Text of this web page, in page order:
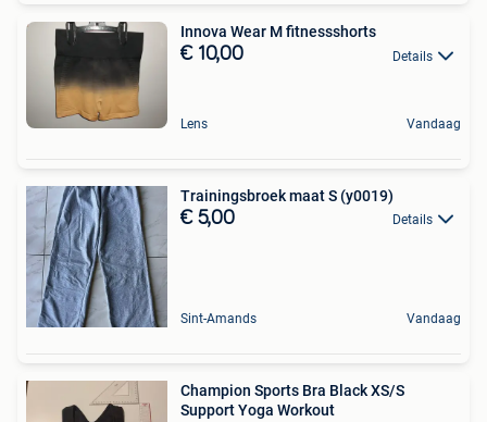
Innova Wear M fitnessshorts
€ 10,00 Details
Lens Vandaag
Trainingsbroek maat S (y0019)
€ 5,00 Details
Sint-Amands Vandaag
Champion Sports Bra Black XS/S
Support Yoga Workout